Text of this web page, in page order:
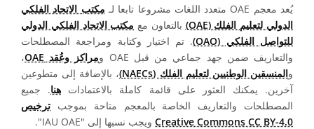
يُعد معجم OAE متعدد اللغات مشروعا تابعا لـ
مكتب الاتحاد الفلكي
الدولي لتعليم الفلك (OAE)
بالتعاون مع مكتب الاتحاد الفلكي الدولي
للتواصل الفلكي (OAO)
. تم اختيار وكتابة ومراجعة المصطلحات
والتعاريف ضمن جهد جماعي من قبل OAE و
مراكز وعُقد OAE
،
والمنسقين الوطنيين لتعليم الفلك (NAECs)
، بالإضافة إلى متطوعين
آخرين. يمكنك العثور على قائمة كاملة بالاعتمادات هنا. جميع
المصطلحات والتعاريف الخاصة بالمعجم متاحة بموجب ترخيص
Creative Commons CC BY-4.0 ويجب نسبها إلى "IAU OAE".